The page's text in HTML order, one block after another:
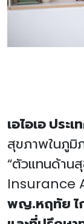
เอไอเอ ประเ
สุขภาพในภูมิ
“ตัวแทนด้าน
Insurance
พญ.หฤทัย ไ